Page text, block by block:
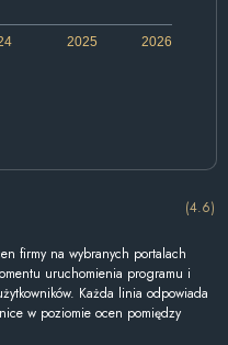
2026
2025
(4.6)
firmy na wybranych portalach
uruchomienia programu i
Każda linia odpowiada
w poziomie ocen pomiędzy